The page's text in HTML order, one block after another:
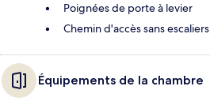
Poignées de porte à levier
Chemin d'accès sans escaliers
Équipements de la chambre